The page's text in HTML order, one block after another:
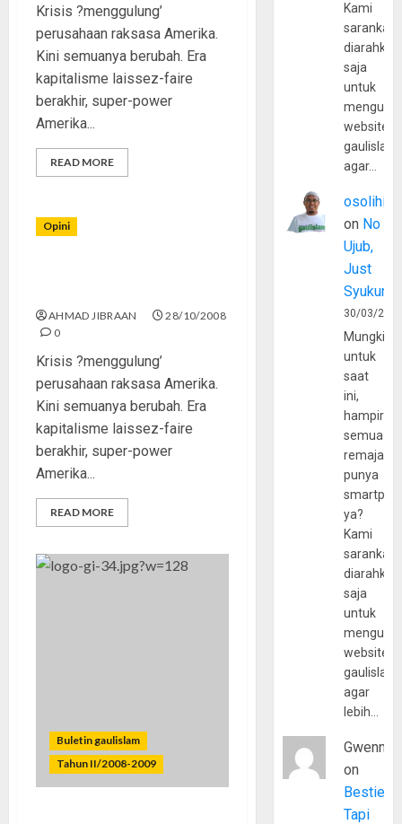
Krisis ?menggulung’
perusahaan raksasa Amerika.
Kini semuanya berubah. Era
kapitalisme laissez-faire
berakhir, super-power
Amerika...
READ MORE
Opini
AHMAD JIBRAAN
28/10/2008
0
Krisis ?menggulung’
perusahaan raksasa Amerika.
Kini semuanya berubah. Era
kapitalisme laissez-faire
berakhir, super-power
Amerika...
READ MORE
Buletin gaulislam
Tahun II/2008-2009
Kami
sarankan,
diarahkan
saja
untuk
website
agar…
osolihin
on No
Ujub,
Just
Syukur
30/03/
Mungkin
untuk
saat
ini,
hampir
semua
remaja
punya
ya?
Kami
sarankan,
diarahkan
saja
untuk
website
agar
lebih…
Gwenny
on
Bestie
Tapi